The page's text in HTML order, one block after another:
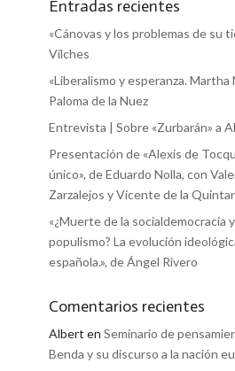
Entradas recientes
«Cánovas y los problemas de su
Vilches
«Liberalismo y esperanza. Martha
Paloma de la Nuez
Entrevista | Sobre «Zurbarán» a
Presentación de «Alexis de
único», de Eduardo Nolla, con
Zarzalejos y Vicente de la
«¿Muerte de la socialdemocracia
populismo? La evolución
española.», de Ángel Rivero
Comentarios recientes
Albert en Seminario de
Benda y su discurso a la nación